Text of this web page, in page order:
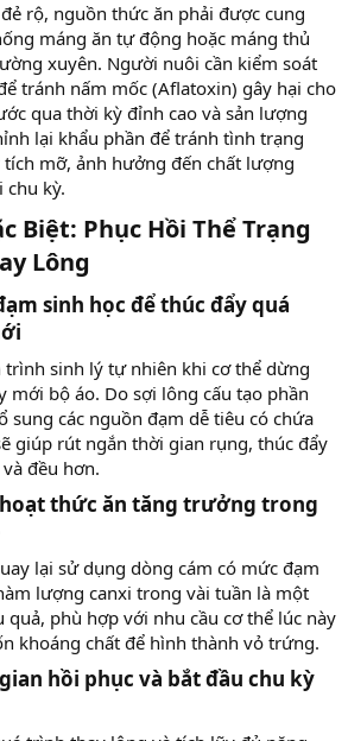
rộ, nguồn thức ăn phải được cung
máng ăn tự động hoặc máng thủ
xuyên. Người nuôi cần kiểm soát
tránh nấm mốc (Aflatoxin) gây hại cho
qua thời kỳ đỉnh cao và sản lượng
lại khẩu phần để tránh tình trạng
mỡ, ảnh hưởng đến chất lượng
kỳ.
Biệt: Phục Hồi Thể Trạng
Lông​
sinh học để thúc đẩy quá
sinh lý tự nhiên khi cơ thể dừng
mới bộ áo. Do sợi lông cấu tạo phần
sung các nguồn đạm dễ tiêu có chứa
giúp rút ngắn thời gian rụng, thúc đẩy
đều hơn.
thức ăn tăng trưởng trong
lại sử dụng dòng cám có mức đạm
lượng canxi trong vài tuần là một
quả, phù hợp với nhu cầu cơ thể lúc này
khoáng chất để hình thành vỏ trứng.
hồi phục và bắt đầu chu kỳ